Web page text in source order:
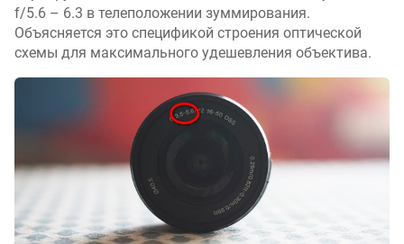
f/5.6 – 6.3 в телеположении зуммирования.
Объясняется это спецификой строения оптической
схемы для максимального удешевления объектива.